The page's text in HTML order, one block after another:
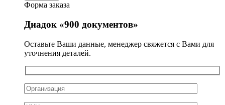
Форма заказа
Диадок «900 документов»
Оставьте Ваши данные, менеджер свяжется с Вами для
уточнения деталей.